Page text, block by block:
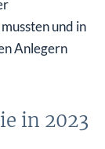
und in
Anlegern
in 2023